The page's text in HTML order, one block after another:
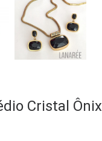
Cristal Ônix